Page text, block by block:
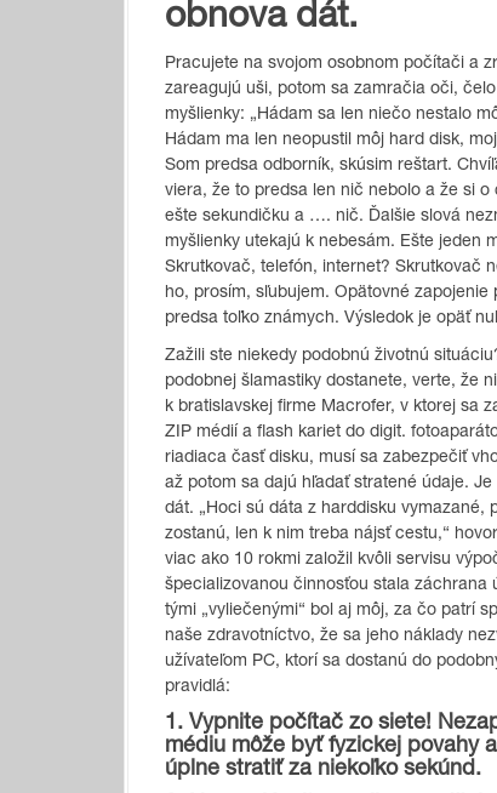
obnova dát.
Pracujete na svojom osobnom počítači a
zareagujú uši, potom sa zamračia oči,
myšlienky: „Hádam sa len niečo nestalo
Hádam ma len neopustil môj hard disk,
Som predsa odborník, skúsim reštart.
viera, že to predsa len nič nebolo a že si
ešte sekundičku a …. nič. Ďalšie slová
myšlienky utekajú k nebesám. Ešte jeden
Skrutkovač, telefón, internet? Skrutkovač
ho, prosím, sľubujem. Opätovné
predsa toľko známych. Výsledok je opäť
Zažili ste niekedy podobnú životnú
podobnej šlamastiky dostanete, verte, že
k bratislavskej firme Macrofer, v ktorej sa
ZIP médií a flash kariet do digit.
riadiaca časť disku, musí sa zabezpečiť
až potom sa dajú hľadať stratené údaje.
dát. „Hoci sú dáta z harddisku vymazané,
zostanú, len k nim treba nájsť cestu,“
viac ako 10 rokmi založil kvôli servisu
špecializovanou činnosťou stala záchrana
tými „vyliečenými“ bol aj môj, za čo patrí
naše zdravotníctvo, že sa jeho náklady
užívateľom PC, ktorí sa dostanú do
pravidlá:
1. Vypnite počítač zo siete!
médiu môže byť fyzickej povahy
úplne stratiť za niekoľko sekúnd.